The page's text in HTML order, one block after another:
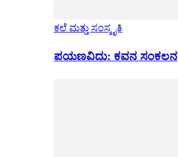
ಕಲೆ ಮತ್ತು ಸಂಸ್ಕೃತಿ
ಪಯಣವಿದು: ಕವನ ಸಂಕಲನ